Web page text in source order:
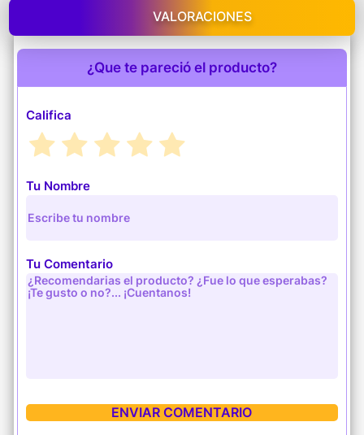
VALORACIONES
¿Que te pareció el producto?
Califica
Tu Nombre
Tu Comentario